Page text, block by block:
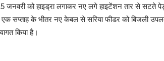
जनवरी को हाइड्रा लगाकर नए लगे हाइटेंशन तार से सटते
एक सप्ताह के भीतर नए केबल से सरिया फीडर को बिजली
किया है।